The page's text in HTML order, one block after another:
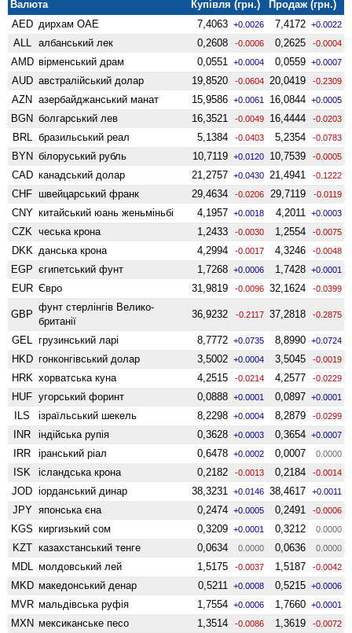
Валюта Купівля (грн.)
Продаж (грн.)
AED дирхам ОАЕ 7,4063 +0.0026 7,4172 +0.0022
ALL албанський лек 0,2608 -0.0006 0,2625 -0.0004
AMD вiрменський драм 0,0551 +0.0004 0,0559 +0.0007
AUD австралійський долар 19,8520 -0.0604 20,0419 -0.2309
AZN азербайджанський манат 15,9586 +0.0061 16,0844 +0.0005
BGN болгарський лев 16,3521 -0.0049 16,4444 -0.0203
BRL бразильський реал 5,1384 -0.0403 5,2354 -0.0783
BYN білоруський рубль 10,7119 +0.0120 10,7539 -0.0005
CAD канадський долар 21,2757 +0.0430 21,4941 -0.1222
CHF швейцарський франк 29,4634 -0.0206 29,7119 -0.0119
CNY китайський юань женьмiньбi 4,1957 +0.0018 4,2011 +0.0003
CZK чеська крона 1,2433 -0.0030 1,2554 -0.0075
DKK данська крона 4,2994 -0.0017 4,3246 -0.0048
EGP єгипетський фунт 1,7268 +0.0006 1,7428 +0.0001
EUR Євро 31,9819 -0.0096 32,1624 -0.0399
GBP
фунт стерлінгів Велико­
британії
36,9232 -0.2117 37,2818 -0.2875
GEL грузинський ларі 8,7772 +0.0735 8,8990 +0.0724
HKD гонконгівський долар 3,5002 +0.0004 3,5045 -0.0019
HRK хорватська куна 4,2515 -0.0214 4,2577 -0.0229
HUF угорський форинт 0,0888 +0.0001 0,0897 +0.0001
ILS ізраїльський шекель 8,2298 +0.0004 8,2879 -0.0299
INR індійська рупія 0,3628 +0.0003 0,3654 +0.0007
IRR іранський ріал 0,6478 +0.0002 0,0007 0.0000
ISK ісландська крона 0,2182 -0.0013 0,2184 -0.0014
JOD іорданський динар 38,3231 +0.0146 38,4617 +0.0011
JPY японська єна 0,2474 +0.0005 0,2491 -0.0006
KGS киргизький сом 0,3209 +0.0001 0,3212 0.0000
KZT казахстанський тенге 0,0634 0.0000 0,0636 0.0000
MDL молдовський лей 1,5175 -0.0037 1,5187 -0.0042
MKD македонський денар 0,5211 +0.0008 0,5215 +0.0006
MVR мальдівська руфія 1,7554 +0.0006 1,7660 +0.0001
MXN мексиканське песо 1,3514 -0.0086 1,3619 -0.0072